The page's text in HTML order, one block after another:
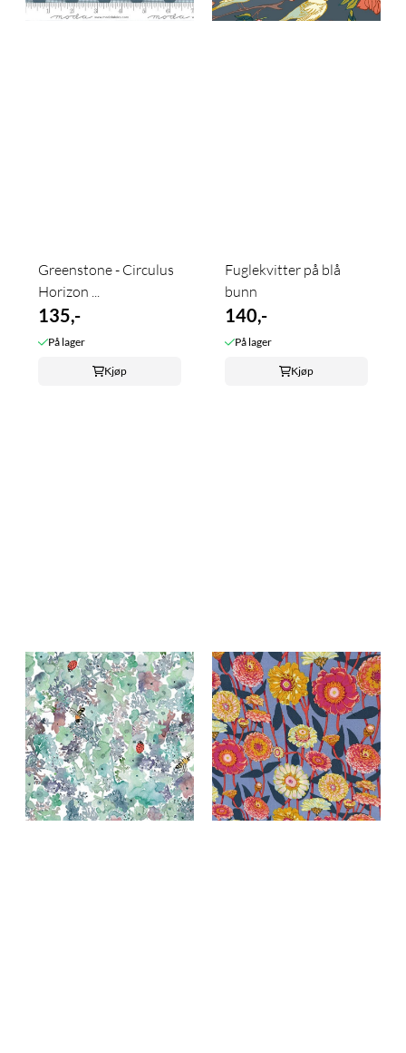
Greenstone - Circulus
Horizon ...
135,-
På lager
Kjøp
Fuglekvitter på blå
bunn
140,-
På lager
Kjøp